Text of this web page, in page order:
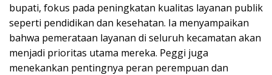
bupati, fokus pada peningkatan kualitas layanan publik
seperti pendidikan dan kesehatan. Ia menyampaikan
bahwa pemerataan layanan di seluruh kecamatan akan
menjadi prioritas utama mereka. Peggi juga
menekankan pentingnya peran perempuan dan